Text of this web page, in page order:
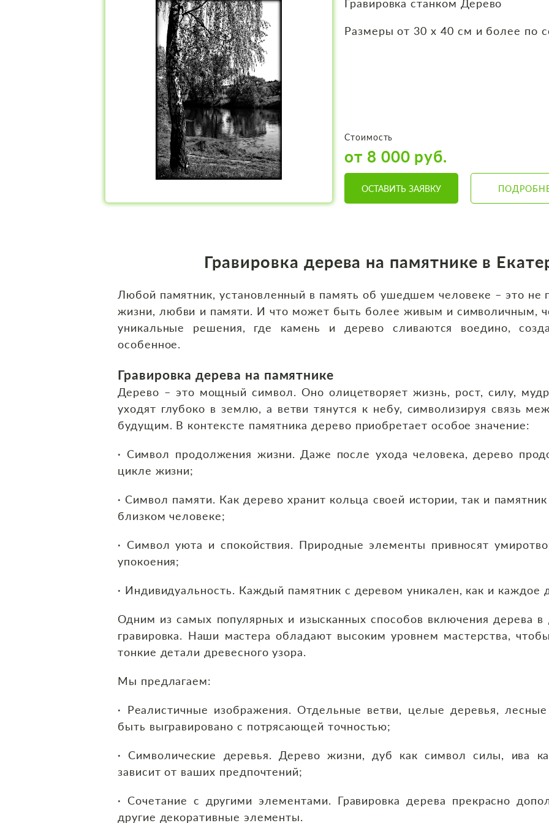
Гравировка станком Дерево
Размеры от 30 х 40 см и более по
Стоимость
от 8 000 руб.
ОСТАВИТЬ ЗАЯВКУ
Гравировка дерева на памятнике в
Любой памятник, установленный в память об ушедшем человеке – это не
жизни, любви и памяти. И что может быть более живым и символичным,
уникальные решения, где камень и дерево сливаются воедино,
особенное.
Гравировка дерева на памятнике
Дерево – это мощный символ. Оно олицетворяет жизнь, рост, силу,
уходят глубоко в землю, а ветви тянутся к небу, символизируя связь
будущим. В контексте памятника дерево приобретает особое значение:
· Символ продолжения жизни. Даже после ухода человека, дерево
цикле жизни;
· Символ памяти. Как дерево хранит кольца своей истории, так и
близком человеке;
· Символ уюта и спокойствия. Природные элементы привносят
упокоения;
· Индивидуальность. Каждый памятник с деревом уникален, как и каждое
Одним из самых популярных и изысканных способов включения дерева в
гравировка. Наши мастера обладают высоким уровнем мастерства,
тонкие детали древесного узора.
Мы предлагаем:
· Реалистичные изображения. Отдельные ветви, целые деревья,
быть выгравировано с потрясающей точностью;
· Символические деревья. Дерево жизни, дуб как символ силы, ива
зависит от ваших предпочтений;
· Сочетание с другими элементами. Гравировка дерева прекрасно
другие декоративные элементы.